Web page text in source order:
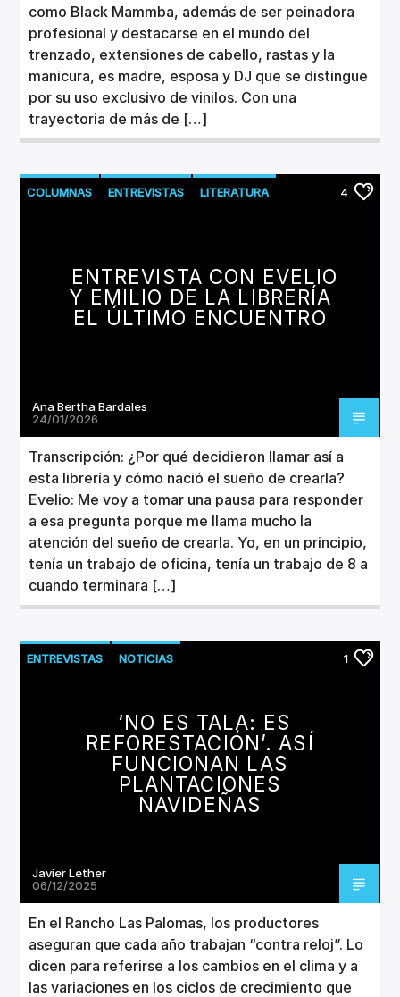
como Black Mammba, además de ser peinadora
profesional y destacarse en el mundo del
trenzado, extensiones de cabello, rastas y la
manicura, es madre, esposa y DJ que se distingue
por su uso exclusivo de vinilos. Con una
trayectoria de más de […]
COLUMNAS ENTREVISTAS LITERATURA 4
ENTREVISTA CON EVELIO
Y EMILIO DE LA LIBRERÍA
EL ÚLTIMO ENCUENTRO
Ana Bertha Bardales
24/01/2026
Transcripción: ¿Por qué decidieron llamar así a
esta librería y cómo nació el sueño de crearla?
Evelio: Me voy a tomar una pausa para responder
a esa pregunta porque me llama mucho la
atención del sueño de crearla. Yo, en un principio,
tenía un trabajo de oficina, tenía un trabajo de 8 a
cuando terminara […]
ENTREVISTAS NOTICIAS 1
‘NO ES TALA: ES
REFORESTACIÓN’. ASÍ
FUNCIONAN LAS
PLANTACIONES
NAVIDEÑAS
Javier Lether
06/12/2025
En el Rancho Las Palomas, los productores
aseguran que cada año trabajan “contra reloj”. Lo
dicen para referirse a los cambios en el clima y a
las variaciones en los ciclos de crecimiento que